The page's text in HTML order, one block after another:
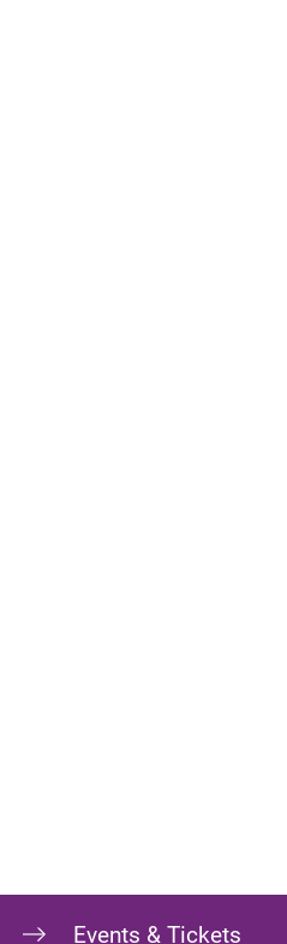
Events & Tickets